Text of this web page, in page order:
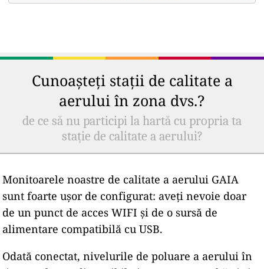
Cunoașteți stații de calitate a
aerului în zona dvs.?
de ce să nu participi la hartă cu propria ta
stație de calitate a aerului?
Monitoarele noastre de calitate a aerului GAIA
sunt foarte ușor de configurat: aveți nevoie doar
de un punct de acces WIFI și de o sursă de
alimentare compatibilă cu USB.
Odată conectat, nivelurile de poluare a aerului în